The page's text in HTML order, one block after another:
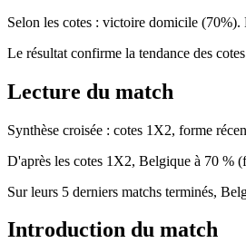
Selon les cotes : victoire domicile
Le résultat confirme la tendance des
Lecture du match
Synthèse croisée : cotes 1X2, forme
D'après les cotes 1X2, Belgique à 70 %
Sur leurs 5 derniers matchs terminés,
Introduction du match